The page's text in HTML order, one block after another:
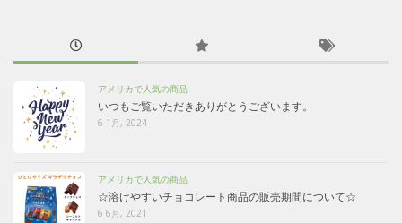
アメリカで人気の商品
いつもご覧いただきありがとうございます。
6 1月, 2024
アメリカで人気の商品
☆溶けやすいチョコレート商品の販売期間について☆
6 6月, 2021